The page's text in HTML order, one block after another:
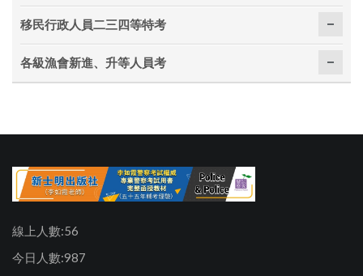
移民行政人員二三四等特考
各級漁會新進、升等人員考
線上人數:56
今日人數:987